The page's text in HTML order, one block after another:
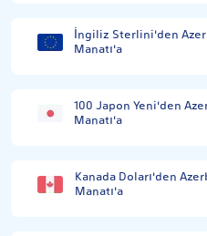
İngiliz Sterlini'den
Manatı'a
100 Japon Yeni'den
Manatı'a
Kanada Doları'den
Manatı'a